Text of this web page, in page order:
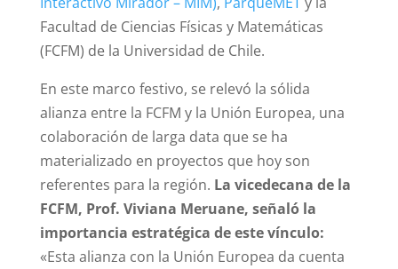
Facultad de Ciencias Físicas y Matemáticas
(FCFM) de la Universidad de Chile.
En este marco festivo, se relevó la sólida
alianza entre la FCFM y la Unión Europea, una
colaboración de larga data que se ha
materializado en proyectos que hoy son
referentes para la región. La vicedecana de la
FCFM, Prof. Viviana Meruane, señaló la
importancia estratégica de este vínculo:
«Esta alianza con la Unión Europea da cuenta